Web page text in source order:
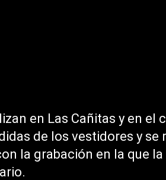
en Las Cañitas y en el
de los vestidores y se
la grabación en la que